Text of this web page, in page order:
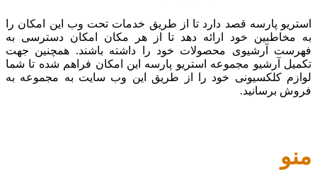
استریو پارسه قصد دارد تا از طریق خدمات تحت وب این امکان را
به مخاطبین خود ارائه دهد تا از هر مکان امکان دسترسی به
فهرست آرشیوی محصولات خود را داشته باشند. همچنین جهت
تکمیل آرشیو مجموعه استریو پارسه این امکان فراهم شده تا شما
لوازم کلکسیونی خود را از طریق این وب سایت به مجموعه به
فروش برسانید.
منو